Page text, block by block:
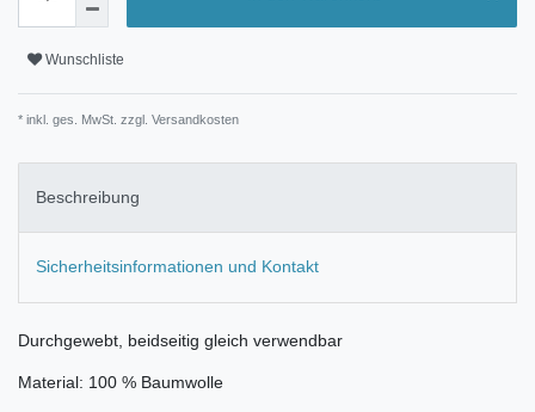
Wunschliste
* inkl. ges. MwSt. zzgl. Versandkosten
Beschreibung
Sicherheitsinformationen und Kontakt
Durchgewebt, beidseitig gleich verwendbar
Material: 100 % Baumwolle